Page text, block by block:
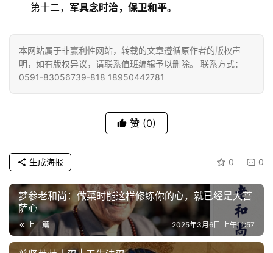
佛
教
人
物
礼
视
频
纪
登录 注册
第十二， 军具念时治，保卫和平。
本网站属于非赢利性网站，转载的文章遵循原作者的版权声
明，如有版权异议，请联系值班编辑予以删除。 联系方式：
0591-83056739-818 18950442781
赞 (0)
0 0
生成海报
梦参老和尚：做菜时能这样修练你的心，就已经是大菩
萨心
上一篇 2025年3月6日 上午11:57